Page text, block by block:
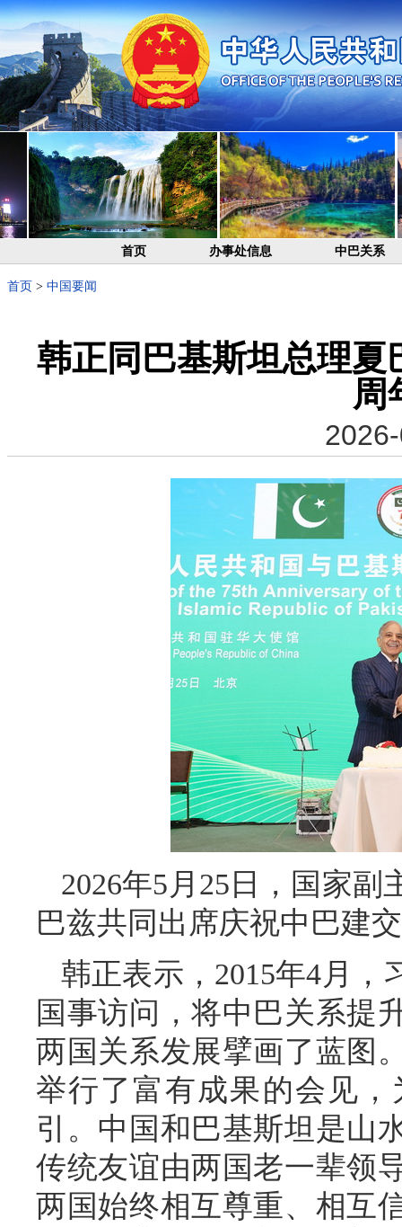
首页 办事处信息 中巴关系
首页 > 中国要闻
韩正同巴基斯坦总理夏
周
2026年5月25日，国家
巴兹共同出席庆祝中巴建
韩正表示，2015年4月
国事访问，将中巴关系提
两国关系发展擘画了蓝图
举行了富有成果的会见
引。中国和巴基斯坦是山
传统友谊由两国老一辈领
两国始终相互尊重、相互